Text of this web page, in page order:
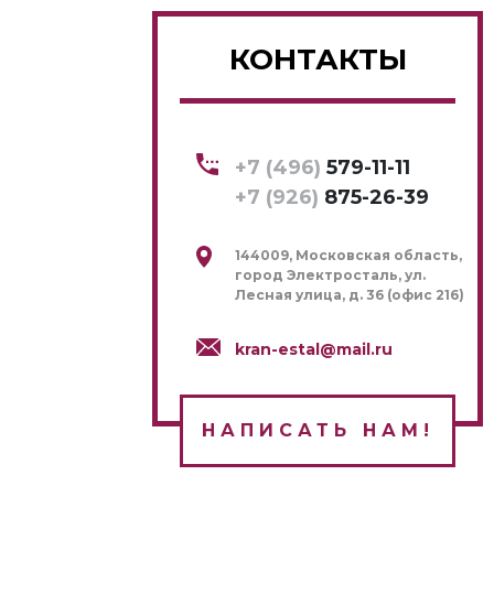
КОНТАКТЫ
+7 (496) 579-11-11
+7 (926) 875-26-39
144009, Московская область,
город Электросталь, ул.
Лесная улица, д. 36 (офис 216)
kran-estal@mail.ru
НАПИСАТЬ НАМ!